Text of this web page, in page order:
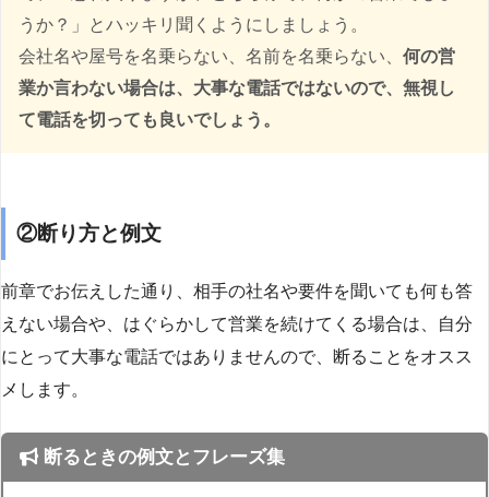
うか？」とハッキリ聞くようにしましょう。
会社名や屋号を名乗らない、名前を名乗らない、 何の営
業か言わない場合は、大事な電話ではないので、無視し
て電話を切っても良いでしょう。
②断り方と例文
前章でお伝えした通り、相手の社名や要件を聞いても何も答
えない場合や、はぐらかして営業を続けてくる場合は、自分
にとって大事な電話ではありませんので、断ることをオスス
メします。
断るときの例文とフレーズ集